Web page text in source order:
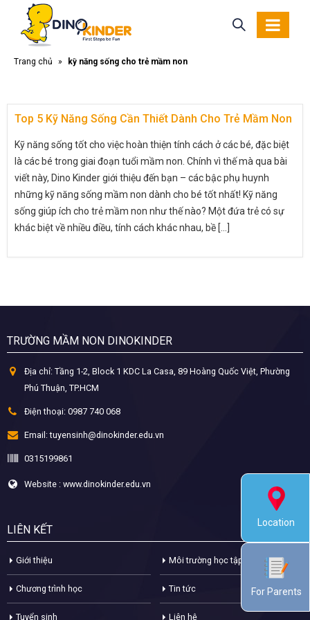
Trang chủ » kỹ năng sống cho trẻ mầm non
Top 5 Kỹ Năng Sống Cần Thiết Dành Cho Trẻ Mầm Non
Kỹ năng sống tốt cho việc hoàn thiện tính cách ở các bé, đặc biệt
là các bé trong giai đoạn tuổi mầm non. Chính vì thế mà qua bài
viết này, Dino Kinder giới thiệu đến bạn – các bậc phụ huynh
những kỹ năng sống mầm non dành cho bé tốt nhất! Kỹ năng
sống giúp ích cho trẻ mầm non như thế nào? Một đứa trẻ có sự
khác biệt về nhiều điều, tính cách khác nhau, bề [...]
TRƯỜNG MẦM NON DINOKINDER
Địa chỉ: Tầng 1-2, Block 1 KDC La Casa, 89 Hoàng Quốc Việt, Phường
Phú Thuận, TP.HCM
Điện thoại: 0987 740 068
Email: tuyensinh@dinokinder.edu.vn
0315199861
Website : www.dinokinder.edu.vn
LIÊN KẾT
Giới thiệu
Chương trình học
Tuyển sinh
Môi trường học tập
Tin tức
Liên hệ
Location
For Parents